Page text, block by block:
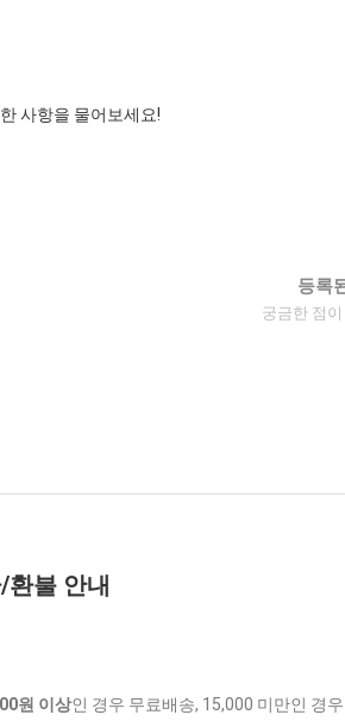
사항을 물어보세요!
등록
궁금한 점
불 안내
원 이상인 경우 무료배송, 15,000 미만인 경